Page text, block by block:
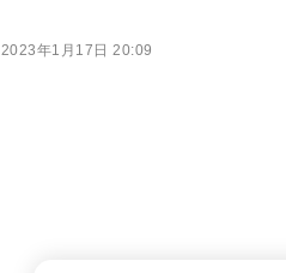
2023年1月17日 20:09